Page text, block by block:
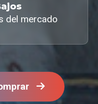
del mercado